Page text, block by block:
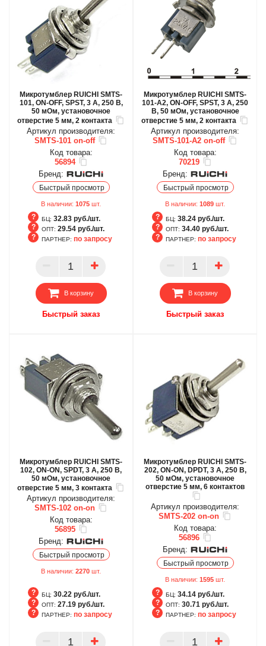
Микротумблер RUICHI SMTS-
101, ON-OFF, SPST, 3 А, 250 В,
50 мОм, установочное
отверстие 5 мм, 2 контакта
Артикул производителя:
SMTS-101 on-off
Код товара:
56894
Бренд:
Быстрый просмотр
В наличии: 1075 шт.
БЦ: 32.83 руб./шт.
ОПТ: 29.54 руб./шт.
ПАРТНЕР
ПАРТНЕР: по запросу
В корзину
Быстрый заказ
Микротумблер RUICHI SMTS-
101-A2, ON-OFF, SPST, 3 А, 250
В, 50 мОм, установочное
отверстие 5 мм, 2 контакта
Артикул производителя:
SMTS-101-A2 on-off
Код товара:
70219
Бренд:
Быстрый просмотр
В наличии: 1089 шт.
БЦ: 38.24 руб./шт.
ОПТ: 34.40 руб./шт.
ПАРТНЕР
ПАРТНЕР: по запросу
В корзину
Быстрый заказ
Микротумблер RUICHI SMTS-
102, ON-ON, SPDT, 3 А, 250 В,
50 мОм, установочное
отверстие 5 мм, 3 контакта
Артикул производителя:
SMTS-102 on-on
Код товара:
56895
Бренд:
Быстрый просмотр
В наличии: 2270 шт.
БЦ: 30.22 руб./шт.
ОПТ: 27.19 руб./шт.
ПАРТНЕР
ПАРТНЕР: по запросу
Микротумблер RUICHI SMTS-
202, ON-ON, DPDT, 3 А, 250 В,
50 мОм, установочное
отверстие 5 мм, 6 контактов
Артикул производителя:
SMTS-202 on-on
Код товара:
56896
Бренд:
Быстрый просмотр
В наличии: 1595 шт.
БЦ: 34.14 руб./шт.
ОПТ: 30.71 руб./шт.
ПАРТНЕР
ПАРТНЕР: по запросу